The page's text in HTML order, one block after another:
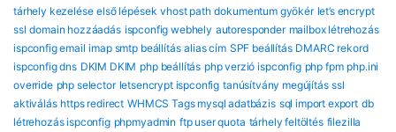
tárhely kezelése első lépések vhost path dokumentum gyökér let’s encrypt
ssl domain hozzáadás ispconfig webhely autoresponder mailbox létrehozás
ispconfig email imap smtp beállítás alias cím SPF beállítás DMARC rekord
ispconfig dns DKIM DKIM php beállítás php verzió ispconfig php fpm php.ini
override php selector letsencrypt ispconfig tanúsítvány megújítás ssl
aktiválás https redirect WHMCS Tags mysql adatbázis sql import export db
létrehozás ispconfig phpmyadmin ftp user quota tárhely feltöltés filezilla